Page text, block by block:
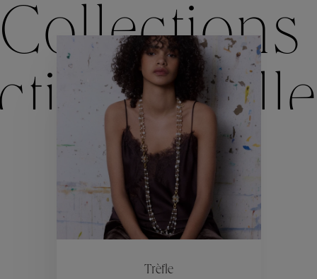
Collections
Collections
Trèfle